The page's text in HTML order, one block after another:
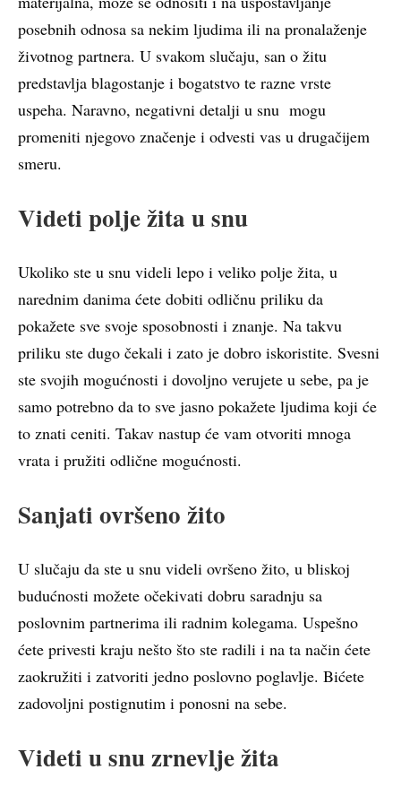
posebnih odnosa sa nekim ljudima ili na pronalaženje
životnog partnera. U svakom slučaju, san o žitu
predstavlja blagostanje i bogatstvo te razne vrste
uspeha. Naravno, negativni detalji u snu mogu
promeniti njegovo značenje i odvesti vas u drugačijem
smeru.
Videti polje žita u snu
Ukoliko ste u snu videli lepo i veliko polje žita, u
narednim danima ćete dobiti odličnu priliku da
pokažete sve svoje sposobnosti i znanje. Na takvu
priliku ste dugo čekali i zato je dobro iskoristite. Svesni
ste svojih mogućnosti i dovoljno verujete u sebe, pa je
samo potrebno da to sve jasno pokažete ljudima koji će
to znati ceniti. Takav nastup će vam otvoriti mnoga
vrata i pružiti odlične mogućnosti.
Sanjati ovršeno žito
U slučaju da ste u snu videli ovršeno žito, u bliskoj
budućnosti možete očekivati dobru saradnju sa
poslovnim partnerima ili radnim kolegama. Uspešno
ćete privesti kraju nešto što ste radili i na ta način ćete
zaokružiti i zatvoriti jedno poslovno poglavlje. Bićete
zadovoljni postignutim i ponosni na sebe.
Videti u snu zrnevlje žita